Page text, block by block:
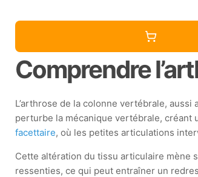
Comprendre
L’arthrose de la colonne vertébrale,
perturbe la mécanique vertébrale, créant
facettaire, où les petites articulations
Cette altération du tissu articulaire mène
ressenties, ce qui peut entraîner un